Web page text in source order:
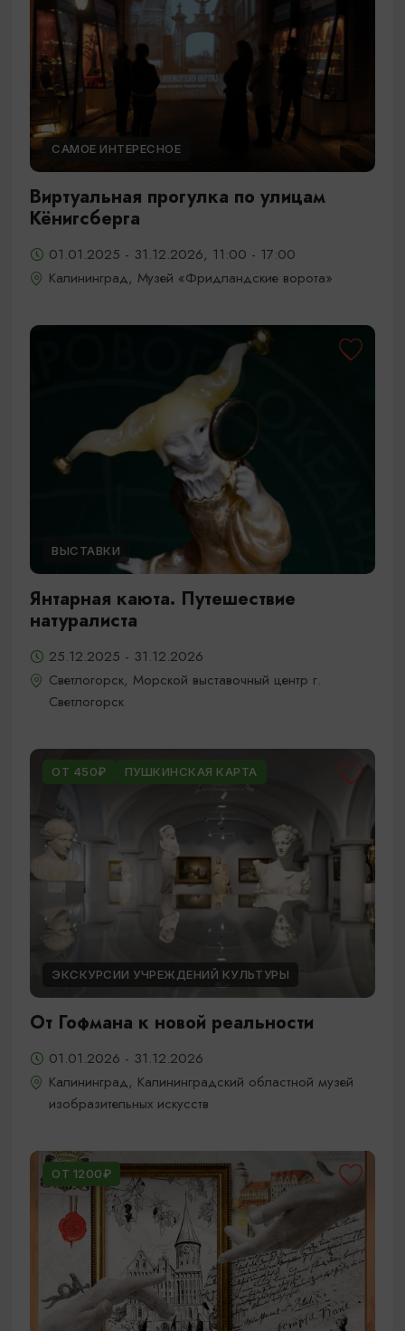
САМОЕ ИНТЕРЕСНОЕ
Виртуальная прогулка по улицам
Кёнигсберга
01.01.2025 - 31.12.2026, 11:00 - 17:00
Калининград, Музей «Фридландские ворота»
ВЫСТАВКИ
Янтарная каюта. Путешествие
натуралиста
25.12.2025 - 31.12.2026
Светлогорск, Морской выставочный центр г.
Светлогорск
ОТ 450₽ ПУШКИНСКАЯ КАРТА
ЭКСКУРСИИ УЧРЕЖДЕНИЙ КУЛЬТУРЫ
От Гофмана к новой реальности
01.01.2026 - 31.12.2026
Калининград, Калининградский областной музей
изобразительных искусств
ОТ 1200₽